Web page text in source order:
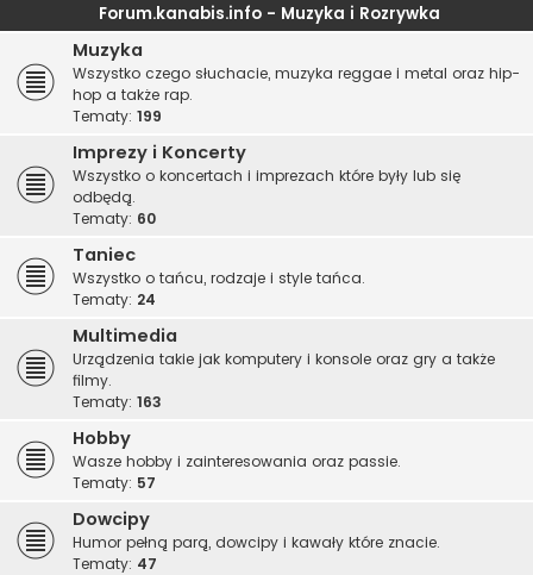
Forum.kanabis.info - Muzyka i Rozrywka
Muzyka
Wszystko czego słuchacie, muzyka reggae i metal oraz hip-
hop a także rap.
Tematy: 199
Imprezy i Koncerty
Wszystko o koncertach i imprezach które były lub się
odbędą.
Tematy: 60
Taniec
Wszystko o tańcu, rodzaje i style tańca.
Tematy: 24
Multimedia
Urządzenia takie jak komputery i konsole oraz gry a także
filmy.
Tematy: 163
Hobby
Wasze hobby i zainteresowania oraz passie.
Tematy: 57
Dowcipy
Humor pełną parą, dowcipy i kawały które znacie.
Tematy: 47